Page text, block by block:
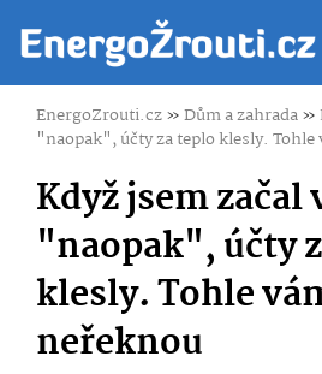
EnergoZrouti.cz»Dům a zahrada»
"naopak", účty za teplo klesly.
Když jsem začal
"naopak", účty
klesly. Tohle
neřeknou